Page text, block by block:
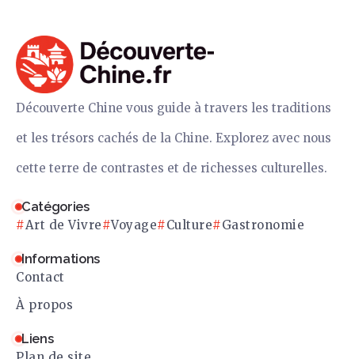
Découverte Chine vous guide à travers les traditions
et les trésors cachés de la Chine. Explorez avec nous
cette terre de contrastes et de richesses culturelles.
Catégories
Art de Vivre Voyage Culture Gastronomie
Informations
Contact
À propos
Liens